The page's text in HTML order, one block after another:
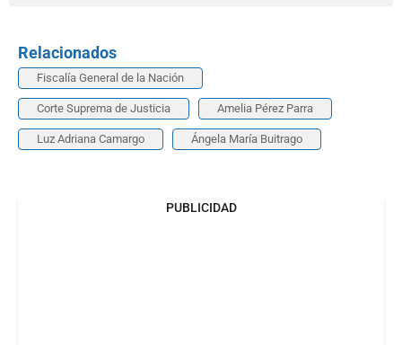
Relacionados
Fiscalía General de la Nación
Corte Suprema de Justicia Amelia Pérez Parra
Luz Adriana Camargo Ángela María Buitrago
PUBLICIDAD